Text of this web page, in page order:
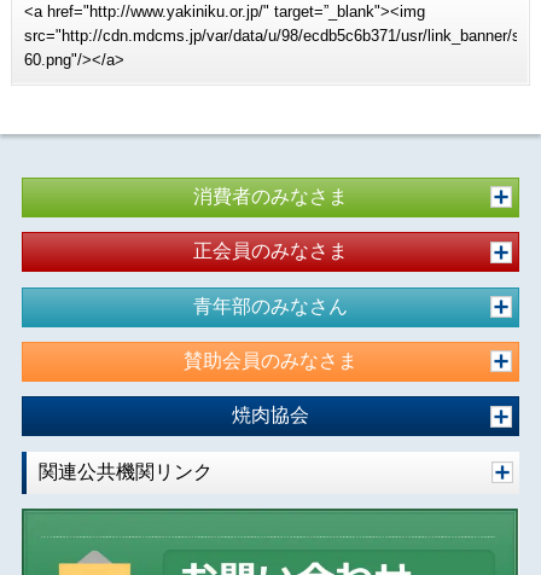
<a href="http://www.yakiniku.or.jp/" target=”_blank"><img
src="http://cdn.mdcms.jp/var/data/u/98/ecdb5c6b371/usr/link_banner/
60.png"/></a>
消費者のみなさま
正会員のみなさま
青年部のみなさん
賛助会員のみなさま
焼肉協会
関連公共機関リンク